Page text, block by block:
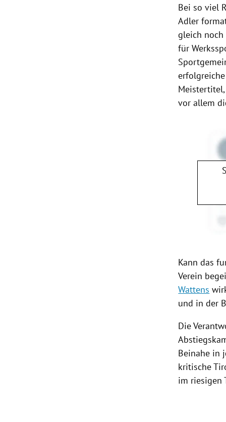
Bei so viel
Adler
gleich noch
für
erfolgreiche
Meistertitel
vor allem
Kann das
Verein
Wattens
und in der
Die
Beinahe in
kritische
im riesigen